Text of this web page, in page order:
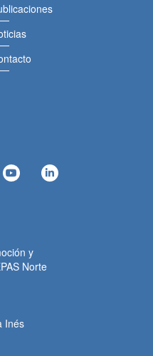
y
Norte
Inés